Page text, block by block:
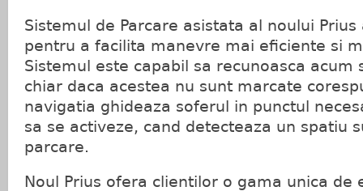
Sistemul de Parcare asistata al noului
pentru a facilita manevre mai eficiente si
Sistemul este capabil sa recunoasca acum
chiar daca acestea nu sunt marcate
navigatia ghideaza soferul in punctul
sa se activeze, cand detecteaza un spatiu
parcare.
Noul Prius ofera clientilor o gama unica de